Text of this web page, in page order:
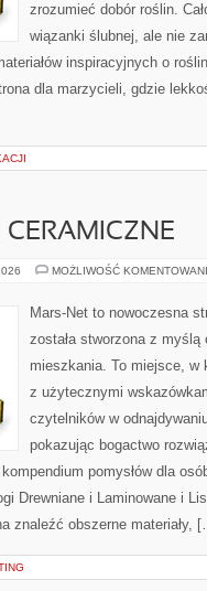
zrozumieć dobór roślin.
wiązanki ślubnej, ale nie
inspiracyjnych o
dla marzycieli, gdzie
CERAMICZNE
MOŻLIWOŚĆ
Mars-Net to nowoczesna
została stworzona z myślą
mieszkania. To miejsce, w
z użytecznymi
czytelników w
pokazując bogactwo
pomysłów dla
Drewniane i Laminowane i
znaleźć obszerne materiały,